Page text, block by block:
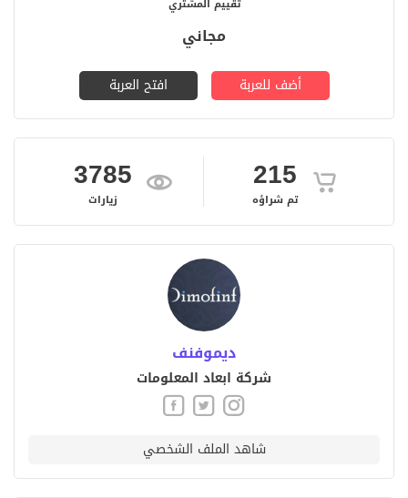
تقييم المشتري
مجاني
أضف للعربة افتح العربة
215
تم شراؤه
3785
زيارات
ديموفنف
شركة ابعاد المعلومات
شاهد الملف الشخصي